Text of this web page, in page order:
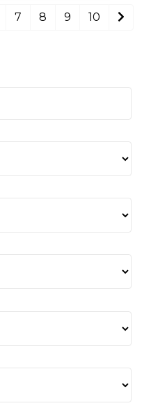
7 8 9 10